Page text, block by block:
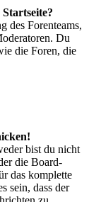
des Forenteams,
Du
die Foren, die
bist du nicht
die Board-
das komplette
sein, dass der